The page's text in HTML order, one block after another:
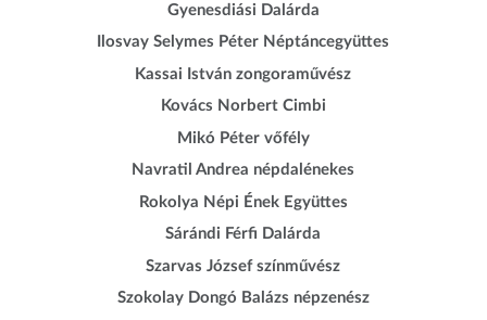
Gyenesdiási Dalárda
Ilosvay Selymes Péter Néptáncegyüttes
Kassai István zongoraművész
Kovács Norbert Cimbi
Mikó Péter vőfély
Navratil Andrea népdalénekes
Rokolya Népi Ének Együttes
Sárándi Férfi Dalárda
Szarvas József színművész
Szokolay Dongó Balázs népzenész